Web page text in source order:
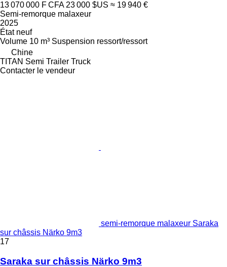
13 070 000 F CFA 23 000 $US ≈ 19 940 €
Semi-remorque malaxeur
2025
État neuf
Volume 10 m³ Suspension ressort/ressort
Chine
TITAN Semi Trailer Truck
Contacter le vendeur
semi-remorque malaxeur Saraka
sur châssis Närko 9m3
17
Saraka sur châssis Närko 9m3